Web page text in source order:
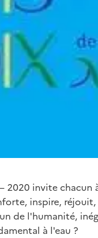
2020 invite chacun
inspire, réjouit,
de l'humanité,
à l'eau ?